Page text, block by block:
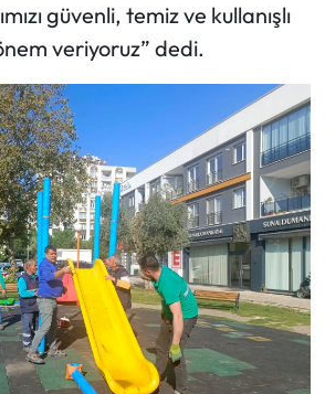
güvenli, temiz ve kullanışlı
veriyoruz” dedi.